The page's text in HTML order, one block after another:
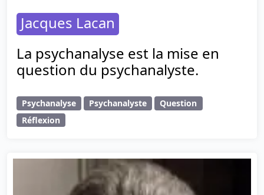
Jacques Lacan
La psychanalyse est la mise en
question du psychanalyste.
Psychanalyse Psychanalyste
Question
Réflexion